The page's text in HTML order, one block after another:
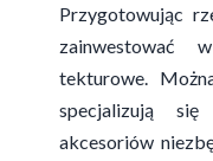
Przygotowując
zainwestować
tekturowe.
specjalizują
akcesoriów